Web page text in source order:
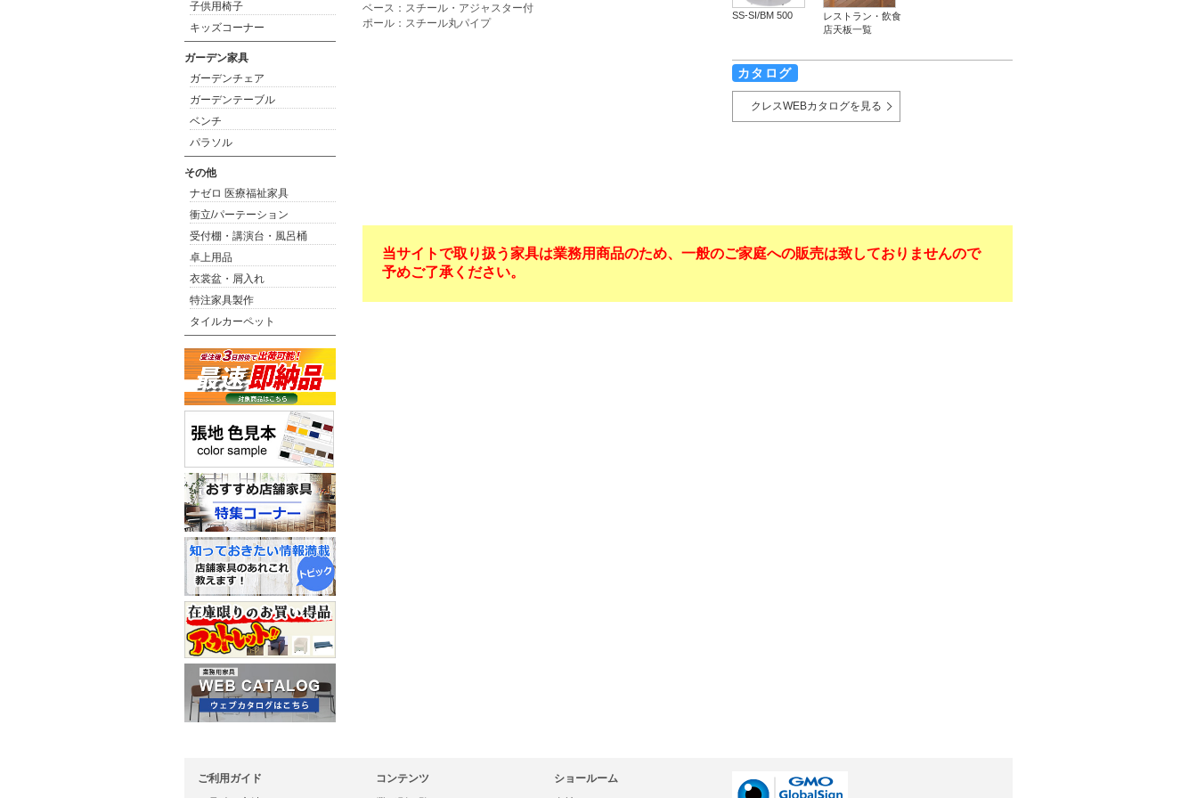
ベース：スチール・アジャスター付
ポール：スチール丸パイプ
SS-SI/BM 500
レストラン・飲食
店天板一覧
カタログ
クレスWEBカタログを見る
当サイトで取り扱う家具は業務用商品のため、一般のご家庭への販売は致しておりませんので
予めご了承ください。
子供用椅子
キッズコーナー
ガーデン家具
ガーデンチェア
ガーデンテーブル
ベンチ
パラソル
その他
ナゼロ 医療福祉家具
衝立/パーテーション
受付棚・講演台・風呂桶
卓上用品
衣裳盆・屑入れ
特注家具製作
タイルカーペット
ご利用ガイド
コンテンツ
ショールーム